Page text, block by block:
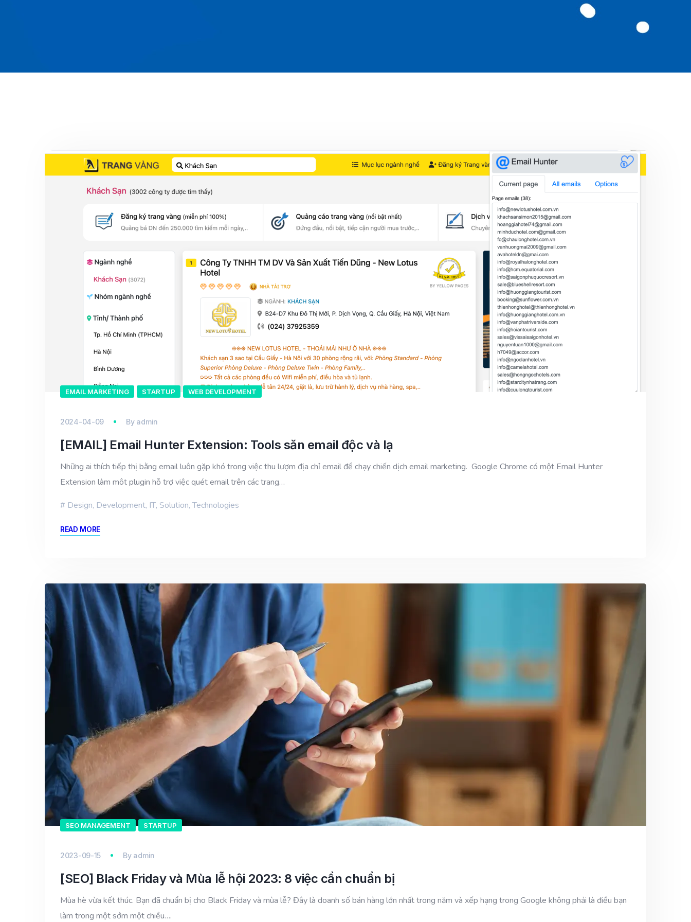
EMAIL MARKETING STARTUP WEB DEVELOPMENT
2024-04-09 By admin
[EMAIL] Email Hunter Extension: Tools săn email độc và lạ
Những ai thích tiếp thị bằng email luôn gặp khó trong việc thu lượm địa chỉ email để chạy chiến dịch email marketing. Google Chrome có một Email Hunter
Extension làm môt plugin hỗ trợ việc quét email trên các trang…
Design, Development, IT, Solution,Technologies
READ MORE
SEO MANAGEMENT STARTUP
2023-09-15 By admin
[SEO] Black Friday và Mùa lễ hội 2023: 8 việc cần chuẩn bị
Mùa hè vừa kết thúc. Bạn đã chuẩn bị cho Black Friday và mùa lễ? Đây là doanh số bán hàng lớn nhất trong năm và xếp hạng trong Google không phải là điều bạn
làm trong một sớm một chiều….